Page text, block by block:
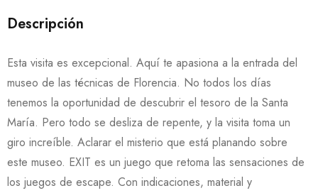
Descripción
Esta visita es excepcional. Aquí te apasiona a la entrada del
museo de las técnicas de Florencia. No todos los días
tenemos la oportunidad de descubrir el tesoro de la Santa
María. Pero todo se desliza de repente, y la visita toma un
giro increíble. Aclarar el misterio que está planando sobre
este museo. EXIT es un juego que retoma las sensaciones de
los juegos de escape. Con indicaciones, material y